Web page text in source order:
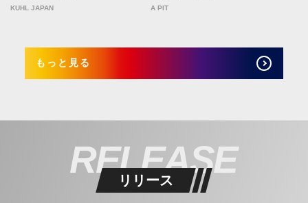
KUHL JAPAN A PIT
もっと見る
RELEASE
リリース